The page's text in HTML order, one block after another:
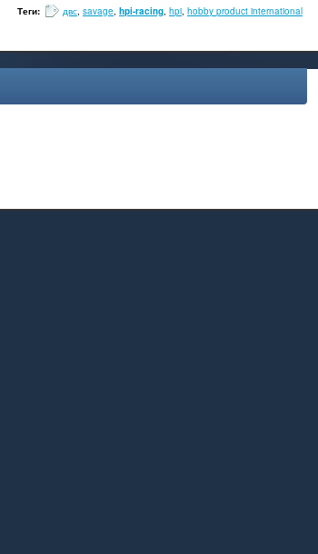
Теги: двс, savage, hpi-racing, hpi, hobby product international